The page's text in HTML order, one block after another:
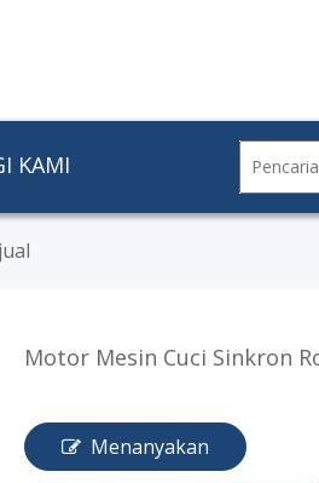
KAMI
Motor Mesin Cuci Sinkron
Menanyakan